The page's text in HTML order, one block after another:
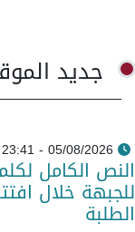
جديد
05/08/2026 - 23:41
النص الكامل
للجبهة خلال
الطلبة